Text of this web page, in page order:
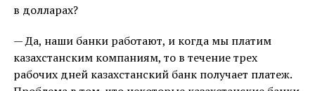
в долларах?
— Да, наши банки работают, и когда мы платим
казахстанским компаниям, то в течение трех
рабочих дней казахстанский банк получает платеж.